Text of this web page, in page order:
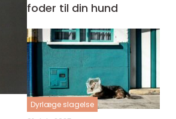
foder til din hund
Dyrlæge slagelse